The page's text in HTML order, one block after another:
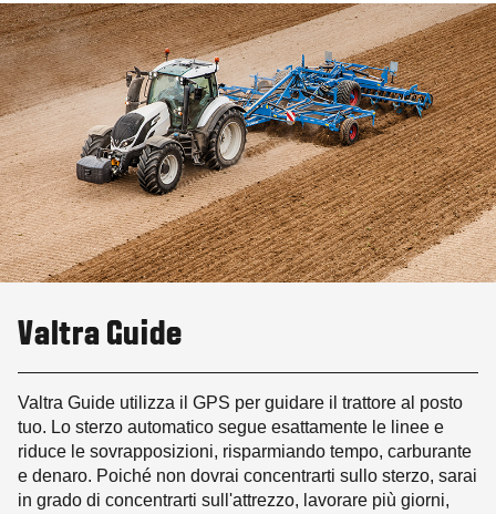
Valtra Guide
Valtra Guide utilizza il GPS per guidare il trattore al posto
tuo. Lo sterzo automatico segue esattamente le linee e
riduce le sovrapposizioni, risparmiando tempo, carburante
e denaro. Poiché non dovrai concentrarti sullo sterzo, sarai
in grado di concentrarti sull'attrezzo, lavorare più giorni,